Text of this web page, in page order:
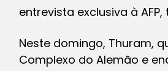
entrevista exclusiva à
Neste domingo, Thuram,
Complexo do Alemão e